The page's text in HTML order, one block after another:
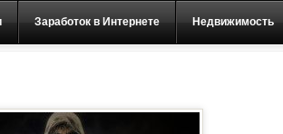
Заработок в Интернете Недвижимость